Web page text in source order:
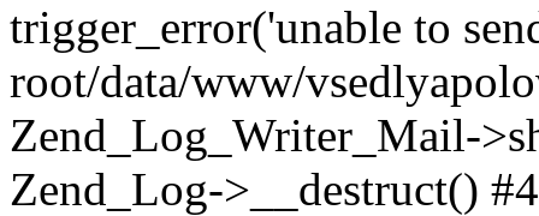
trigger_error('unable to
root/data/www/
Zend_Log_Writer_Mail-
Zend_Log->__destruct()